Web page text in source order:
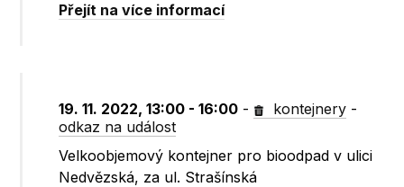
Přejít na více informací
19. 11. 2022, 13:00 - 16:00 - kontejnery -
odkaz na událost
Velkoobjemový kontejner pro bioodpad v ulici
Nedvězská, za ul. Strašínská